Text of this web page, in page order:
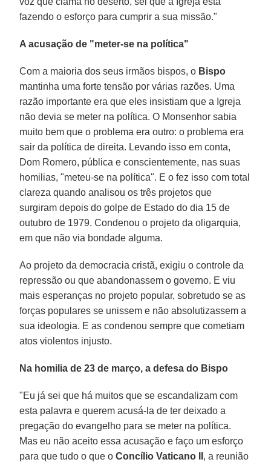
fazendo o esforço para cumprir a sua missão."
A acusação de "meter-se na política"
Com a maioria dos seus irmãos bispos, o Bispo
mantinha uma forte tensão por várias razões. Uma
razão importante era que eles insistiam que a Igreja
não devia se meter na política. O Monsenhor sabia
muito bem que o problema era outro: o problema era
sair da política de direita. Levando isso em conta,
Dom Romero, pública e conscientemente, nas suas
homilias, "meteu-se na política". E o fez isso com total
clareza quando analisou os três projetos que
surgiram depois do golpe de Estado do dia 15 de
outubro de 1979. Condenou o projeto da oligarquia,
em que não via bondade alguma.
Ao projeto da democracia cristã, exigiu o controle da
repressão ou que abandonassem o governo. E viu
mais esperanças no projeto popular, sobretudo se as
forças populares se unissem e não absolutizassem a
sua ideologia. E as condenou sempre que cometiam
atos violentos injusto.
Na homilia de 23 de março, a defesa do Bispo
"Eu já sei que há muitos que se escandalizam com
esta palavra e querem acusá-la de ter deixado a
pregação do evangelho para se meter na política.
Mas eu não aceito essa acusação e faço um esforço
para que tudo o que oConcílio Vaticano II , a reunião